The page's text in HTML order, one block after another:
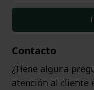
Contacto
¿Tiene alguna
atención al cliente